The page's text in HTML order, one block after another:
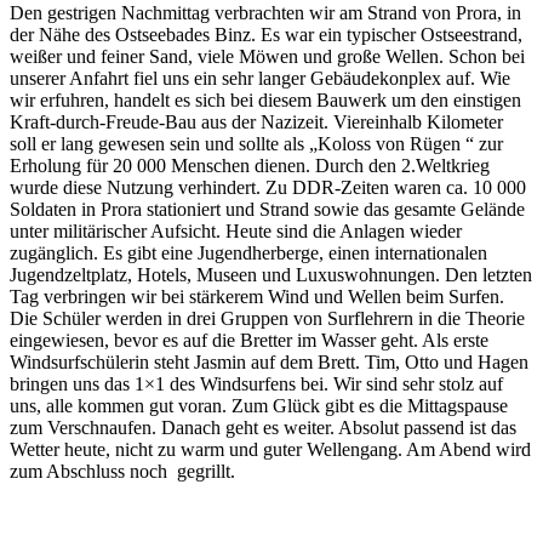
Den gestrigen Nachmittag verbrachten wir am Strand von Prora, in
der Nähe des Ostseebades Binz. Es war ein typischer Ostseestrand,
weißer und feiner Sand, viele Möwen und große Wellen. Schon bei
unserer Anfahrt fiel uns ein sehr langer Gebäudekonplex auf. Wie
wir erfuhren, handelt es sich bei diesem Bauwerk um den einstigen
Kraft-durch-Freude-Bau aus der Nazizeit. Viereinhalb Kilometer
soll er lang gewesen sein und sollte als „Koloss von Rügen “ zur
Erholung für 20 000 Menschen dienen. Durch den 2.Weltkrieg
wurde diese Nutzung verhindert. Zu DDR-Zeiten waren ca. 10 000
Soldaten in Prora stationiert und Strand sowie das gesamte Gelände
unter militärischer Aufsicht. Heute sind die Anlagen wieder
zugänglich. Es gibt eine Jugendherberge, einen internationalen
Jugendzeltplatz, Hotels, Museen und Luxuswohnungen. Den letzten
Tag verbringen wir bei stärkerem Wind und Wellen beim Surfen.
Die Schüler werden in drei Gruppen von Surflehrern in die Theorie
eingewiesen, bevor es auf die Bretter im Wasser geht. Als erste
Windsurfschülerin steht Jasmin auf dem Brett. Tim, Otto und Hagen
bringen uns das 1×1 des Windsurfens bei. Wir sind sehr stolz auf
uns, alle kommen gut voran. Zum Glück gibt es die Mittagspause
zum Verschnaufen. Danach geht es weiter. Absolut passend ist das
Wetter heute, nicht zu warm und guter Wellengang. Am Abend wird
zum Abschluss noch gegrillt.